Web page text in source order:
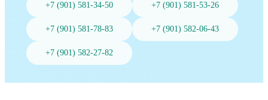
+7 (901) 581-34-50 +7 (901) 581-53-26
+7 (901) 581-78-83 +7 (901) 582-06-43
+7 (901) 582-27-82